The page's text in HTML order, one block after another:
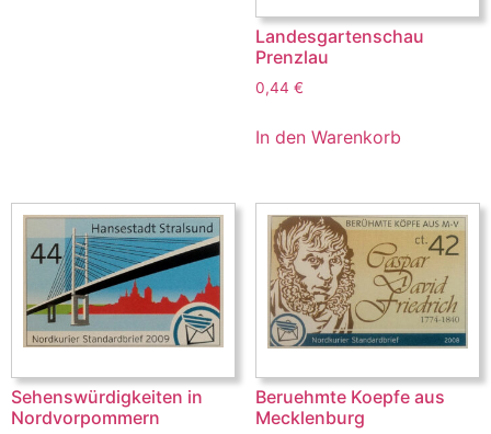
Landesgartenschau
Prenzlau
0,44 €
In den Warenkorb
Sehenswürdigkeiten in
Nordvorpommern
Beruehmte Koepfe aus
Mecklenburg